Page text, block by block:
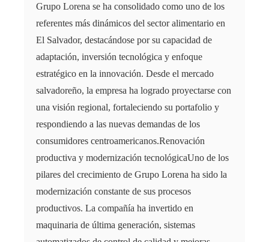
Grupo Lorena se ha consolidado como uno de los
referentes más dinámicos del sector alimentario en
El Salvador, destacándose por su capacidad de
adaptación, inversión tecnológica y enfoque
estratégico en la innovación. Desde el mercado
salvadoreño, la empresa ha logrado proyectarse con
una visión regional, fortaleciendo su portafolio y
respondiendo a las nuevas demandas de los
consumidores centroamericanos.Renovación
productiva y modernización tecnológicaUno de los
pilares del crecimiento de Grupo Lorena ha sido la
modernización constante de sus procesos
productivos. La compañía ha invertido en
maquinaria de última generación, sistemas